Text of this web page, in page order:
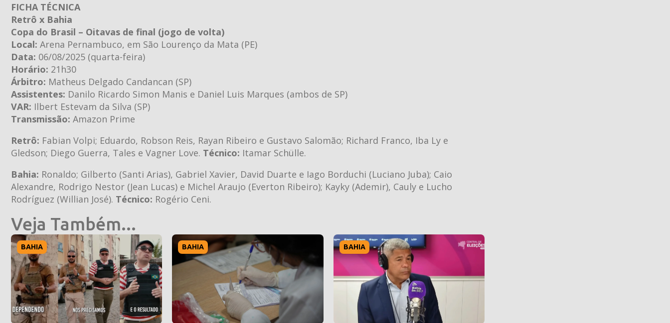
FICHA TÉCNICA
Retrô x Bahia
Copa do Brasil – Oitavas de final (jogo de volta)
Local: Arena Pernambuco, em São Lourenço da Mata (PE)
Data: 06/08/2025 (quarta-feira)
Horário: 21h30
Árbitro: Matheus Delgado Candancan (SP)
Assistentes: Danilo Ricardo Simon Manis e Daniel Luis Marques (ambos de SP)
VAR: Ilbert Estevam da Silva (SP)
Transmissão: Amazon Prime
Retrô: Fabian Volpi; Eduardo, Robson Reis, Rayan Ribeiro e Gustavo Salomão; Richard Franco, Iba Ly e
Gledson; Diego Guerra, Tales e Vagner Love. Técnico: Itamar Schülle.
Bahia: Ronaldo; Gilberto (Santi Arias), Gabriel Xavier, David Duarte e Iago Borduchi (Luciano Juba); Caio
Alexandre, Rodrigo Nestor (Jean Lucas) e Michel Araujo (Everton Ribeiro); Kayky (Ademir), Cauly e Lucho
Rodríguez (Willian José). Técnico: Rogério Ceni.
Veja Também...
BAHIA BAHIA BAHIA